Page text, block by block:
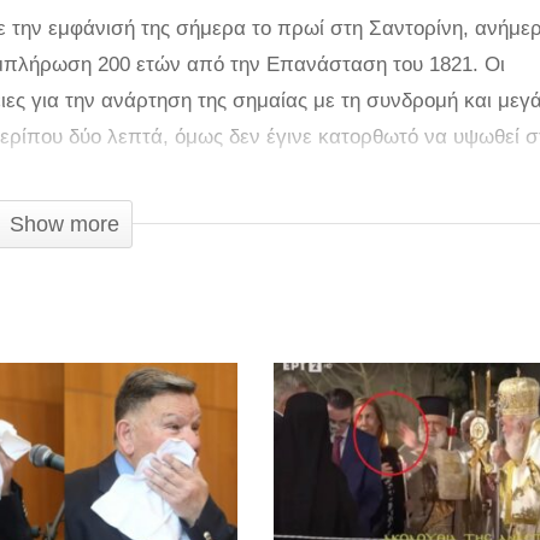
την εμφάνισή της σήμερα το πρωί στη Σαντορίνη,
200 ετών από την Επανάσταση του 1821. Οι
για την ανάρτηση της σημαίας με τη συνδρομή και
δύο λεπτά, όμως δεν έγινε κατορθωτό να υψωθεί
φόρο τιμής στα μαχητικά αεροσκάφη που πέρασαν
κατασκευάστηκε με πρωτοβουλία ομάδας Σαντορινιών
πως με το νέο μέγεθος θα μπορέσει να διεκδικήσει το
Show more